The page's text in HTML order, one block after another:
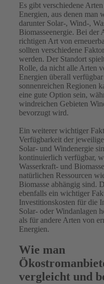
Es gibt verschiedene
Energien, aus denen man
darunter Solar-, Wind-,
Biomasseenergie. Bei der
richtigen Art von
sollten verschiedene
werden. Der Standort
Rolle, da nicht alle Arten
Energien überall
sonnenreichen Regionen
eine gute Option sein,
windreichen Gebieten
bevorzugt wird.
Ein weiterer wichtiger
Verfügbarkeit der
Solar- und Windenergie
kontinuierlich verfügbar,
Wasserkraft- und
natürlichen Ressourcen
Biomasse abhängig sind.
ebenfalls ein wichtiger
Investitionskosten für die
Solar- oder Windanlagen
als für andere Arten von
Energien.
Wie man
vergleicht und